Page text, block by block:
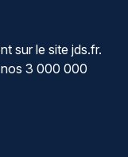
sur le site jds.fr.
3 000 000